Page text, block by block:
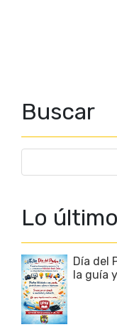
Buscar
Lo último
Día del
la guía